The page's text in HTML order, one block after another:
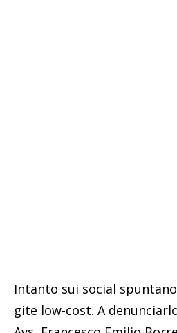
Intanto sui social
gite low-cost. A